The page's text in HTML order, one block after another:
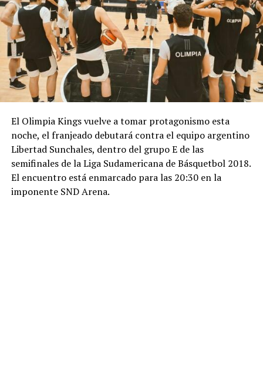
El Olimpia Kings vuelve a tomar protagonismo esta
noche, el franjeado debutará contra el equipo argentino
Libertad Sunchales, dentro del grupo E de las
semifinales de la Liga Sudamericana de Básquetbol 2018.
El encuentro está enmarcado para las 20:30 en la
imponente SND Arena.